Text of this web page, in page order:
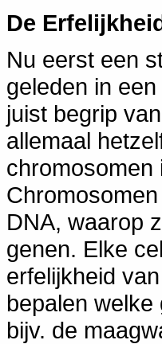
De
Nu eerst een
geleden in
juist begrip
allemaal
chromosomen
DNA, waarop
genen. Elke
erfelijkheid
bepalen
bijv. de